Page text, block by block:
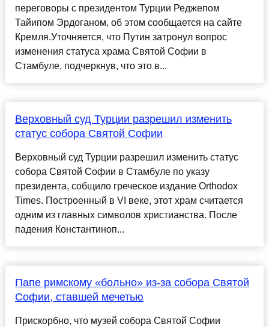
переговоры с президентом Турции Реджепом
Тайипом Эрдоганом, об этом сообщается на сайте
Кремля.Уточняется, что Путин затронул вопрос
изменения статуса храма Святой Софии в
Стамбуле, подчеркнув, что это в...
Верховный суд Турции разрешил изменить
статус собора Святой Софии
Верховный суд Турции разрешил изменить статус
собора Святой Софии в Стамбуле по указу
президента, собщило греческое издание Оrthodox
Times. Построенный в VI веке, этот храм считается
одним из главных символов христианства. После
падения Константиноп...
Папе римскому «больно» из-за собора Святой
Софии, ставшей мечетью
Прискорбно, что музей собора Святой Софии